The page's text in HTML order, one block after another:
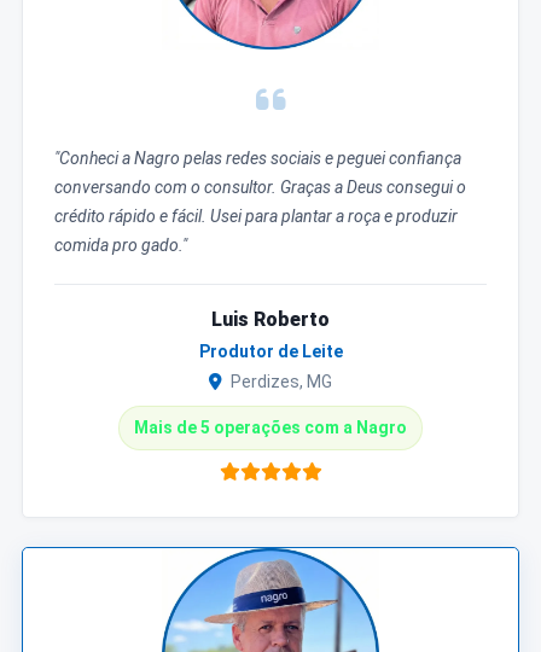
"Conheci a Nagro pelas redes sociais e peguei confiança
conversando com o consultor. Graças a Deus consegui o
crédito rápido e fácil. Usei para plantar a roça e produzir
comida pro gado."
Luis Roberto
Produtor de Leite
Perdizes, MG
Mais de 5 operações com a Nagro